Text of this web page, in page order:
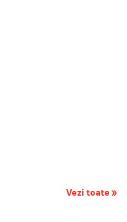
Vezi toate